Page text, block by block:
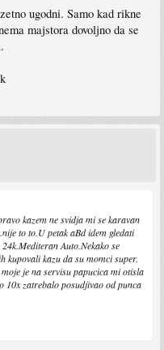
ugodni. Samo kad rikne
majstora dovoljno da se
kazem ne svidja mi se karavan
to to.U petak aBd idem gledati
Auto.Nekako se
kupovali kazu da su momci super.
je na servisu papucica mi otisla
10x zatrebalo posudjivao od punca